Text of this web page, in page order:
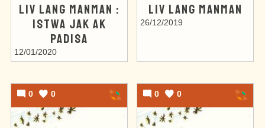
LIV LANG MANMAN :
ISTWA JAK AK
PADISA
12/01/2020
LIV LANG MANMAN
26/12/2019
0 0 0 0